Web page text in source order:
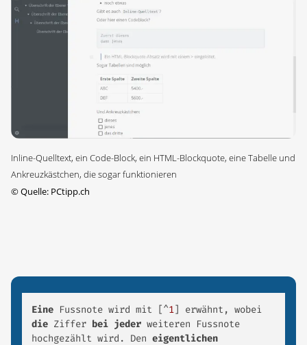
Inline-Quelltext, ein Code-Block, ein HTML-Blockquote, eine Tabelle und
Ankreuzkästchen, die sogar funktionieren
©Quelle: PCtipp.ch
Eine Fussnote wird mit [^1
die Ziffer bei jeder weiteren Fussnote
hochgezählt wird. Den